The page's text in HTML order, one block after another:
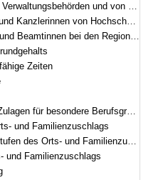
von allgemeinbildenden oder beruflichen Schulen
Kanzlerinnen von Hochschulen
Regionalträgern der Deutschen Rentenversicherung
Zeiten
für besondere Berufsgruppen
und Familienzuschlags
des Orts- und Familienzuschlags
und Familienzuschlags